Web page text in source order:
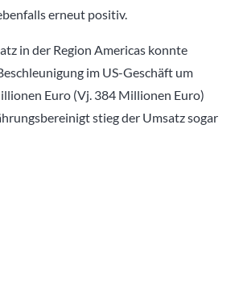
erneut positiv.
in der Region Americas konnte
im US-Geschäft um
Euro (Vj. 384 Millionen Euro)
stieg der Umsatz sogar